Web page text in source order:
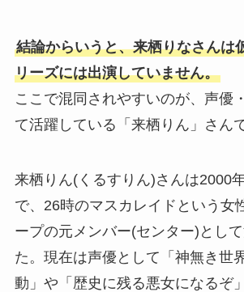
結論からいうと、来栖りなさんは
リーズには出演していません。
ここで混同されやすいのが、声優
て活躍している「来栖りん」さん
来栖りん(くるすりん)さんは2000
で、26時のマスカレイドという女
ープの元メンバー(センター)とし
た。現在は声優として「神無き世
動」や「歴史に残る悪女になるぞ